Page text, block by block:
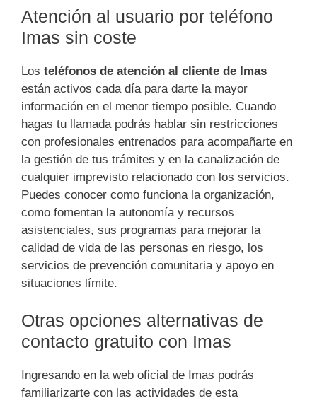
Atención al usuario por teléfono
Imas sin coste
Los teléfonos de atención al cliente de Imas
están activos cada día para darte la mayor
información en el menor tiempo posible. Cuando
hagas tu llamada podrás hablar sin restricciones
con profesionales entrenados para acompañarte en
la gestión de tus trámites y en la canalización de
cualquier imprevisto relacionado con los servicios.
Puedes conocer como funciona la organización,
como fomentan la autonomía y recursos
asistenciales, sus programas para mejorar la
calidad de vida de las personas en riesgo, los
servicios de prevención comunitaria y apoyo en
situaciones límite.
Otras opciones alternativas de
contacto gratuito con Imas
Ingresando en la web oficial de Imas podrás
familiarizarte con las actividades de esta